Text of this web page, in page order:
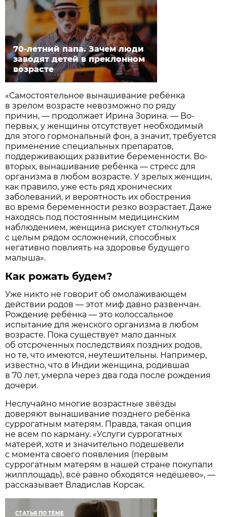
70-летний папа. Зачем люди
заводят детей в преклонном
возрасте
«Самостоятельное вынашивание ребёнка
в зрелом возрасте невозможно по ряду
причин, — продолжает Ирина Зорина. — Во-
первых, у женщины отсутствует необходимый
для этого гормональный фон, а значит, требуется
применение специальных препаратов,
поддерживающих развитие беременности. Во-
вторых, вынашивание ребёнка — стресс для
организма в любом возрасте. У зрелых женщин,
как правило, уже есть ряд хронических
заболеваний, и вероятность их обострения
во время беременности резко возрастает. Даже
находясь под постоянным медицинским
наблюдением, женщина рискует столкнуться
с целым рядом осложнений, способных
негативно повлиять на здоровье будущего
малыша».
Как рожать будем?
Уже никто не говорит об омолаживающем
действии родов — этот миф давно развенчан.
Рождение ребёнка — это колоссальное
испытание для женского организма в любом
возрасте. Пока существует мало данных
об отсроченных последствиях поздних родов,
но те, что имеются, неутешительны. Например,
известно, что в Индии женщина, родившая
в 70 лет, умерла через два года после рождения
дочери.
Неслучайно многие возрастные звёзды
доверяют вынашивание позднего ребёнка
суррогатным матерям. Правда, такая опция
не всем по карману. «Услуги суррогатных
матерей, хотя и значительно подешевели
с момента своего появления (первым
суррогатным матерям в нашей стране покупали
жилплощадь), всё равно обходятся недёшево», —
рассказывает Владислав Корсак.
СТАТЬЯ ПО ТЕМЕ